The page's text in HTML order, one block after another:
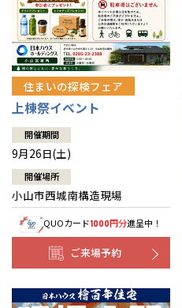
住まいの探検フェア
上棟祭イベント
開催期間
9月26日(土)
開催場所
小山市西城南構造現場
QUOカード1000円分進呈中！
ご来場予約